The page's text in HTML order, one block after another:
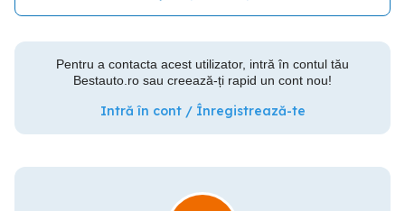
Pentru a contacta acest utilizator, intră în contul tău
Bestauto.ro sau creează-ți rapid un cont nou!
Intră în cont / Înregistrează-te